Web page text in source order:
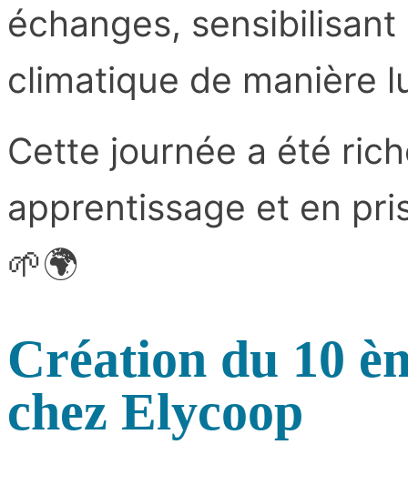
échanges,
climatique de manière
Cette journée a été
apprentissage et en
🌱🌍
Création du 10
chez Elycoop